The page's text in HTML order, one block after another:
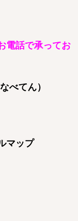
電話で承ってお
べてん）
マップ